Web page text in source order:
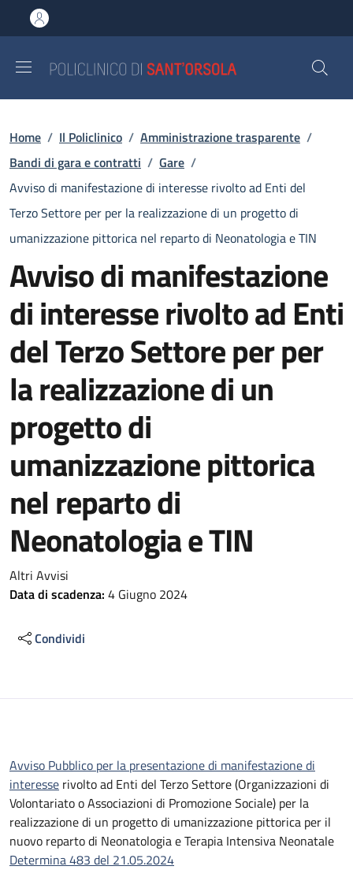
al contenuto principale
to footer content
Briciole di pane
Home / Il Policlinico / Amministrazione trasparente /
Bandi di gara e contratti / Gare /
Avviso di manifestazione di interesse rivolto ad Enti del
Terzo Settore per per la realizzazione di un progetto di
umanizzazione pittorica nel reparto di Neonatologia e TIN
Avviso di manifestazione
di interesse rivolto ad Enti
del Terzo Settore per per
la realizzazione di un
progetto di
umanizzazione pittorica
nel reparto di
Neonatologia e TIN
Altri Avvisi
Data di scadenza: 4 Giugno 2024
Condividi
Avviso Pubblico per la presentazione di manifestazione di
interesse rivolto ad Enti del Terzo Settore (Organizzazioni di
Volontariato o Associazioni di Promozione Sociale) per la
realizzazione di un progetto di umanizzazione pittorica per il
nuovo reparto di Neonatologia e Terapia Intensiva Neonatale
Determina 483 del 21.05.2024